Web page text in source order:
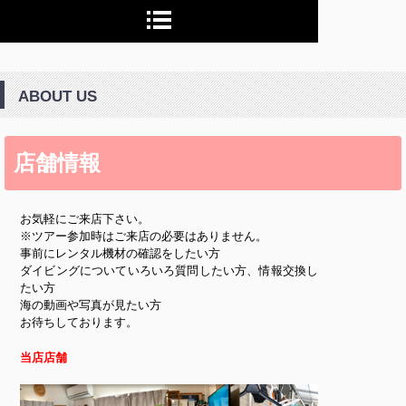
ABOUT US
店舗情報
お気軽にご来店下さい。
※ツアー参加時はご来店の必要はありません。
事前にレンタル機材の確認をしたい方
ダイビングについていろいろ質問したい方、情報交換し
たい方
海の動画や写真が見たい方
お待ちしております。
当店店舗